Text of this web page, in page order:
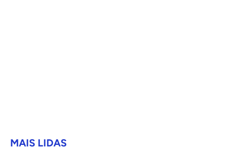
MAIS LIDAS